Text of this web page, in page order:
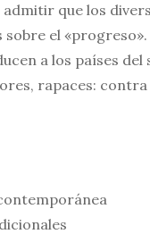
que los
el
a los países
rapaces: